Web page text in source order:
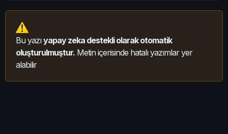
Bu yazıyapay zeka destekli olarak otomatik
oluşturulmuştur. Metin içerisinde hatalı yazımlar yer
alabilir